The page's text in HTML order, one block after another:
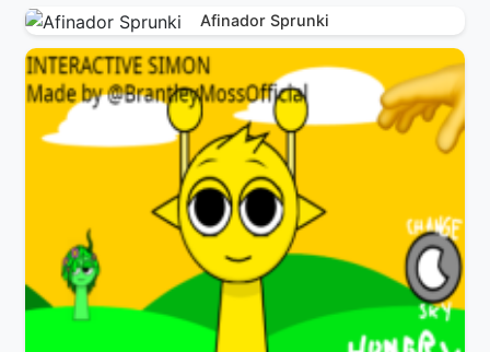
Afinador Sprunki